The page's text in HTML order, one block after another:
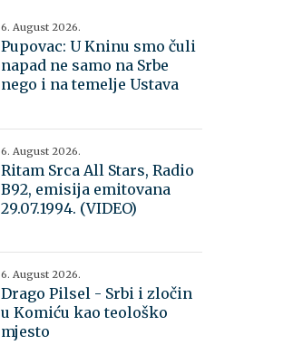
6. August 2026.
Pupovac: U Kninu smo čuli
napad ne samo na Srbe
nego i na temelje Ustava
6. August 2026.
Ritam Srca All Stars, Radio
B92, emisija emitovana
29.07.1994. (VIDEO)
6. August 2026.
Drago Pilsel - Srbi i zločin
u Komiću kao teološko
mjesto